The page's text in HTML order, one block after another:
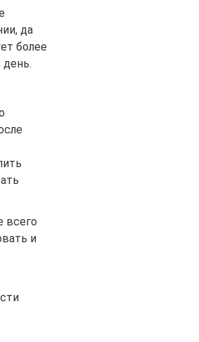
да
более
всего
и